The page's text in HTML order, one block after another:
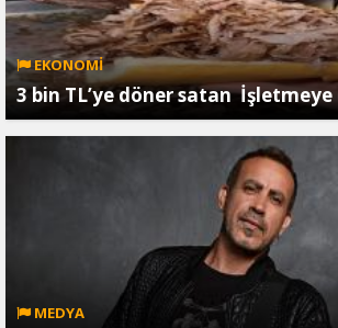
EKONOMİ
3 bin TL’ye döner satan İşletmeye
MEDYA